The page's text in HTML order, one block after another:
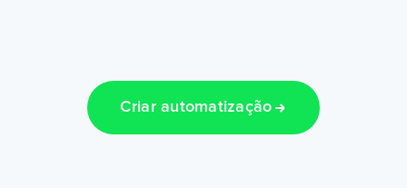
Criar automatização